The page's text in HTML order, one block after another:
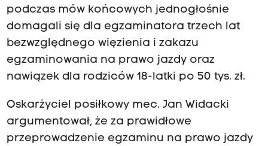
podczas mów końcowych jednogłośnie
domagali się dla egzaminatora trzech lat
bezwzględnego więzienia i zakazu
egzaminowania na prawo jazdy oraz
nawiązek dla rodziców 18-latki po 50 tys. zł.
Oskarżyciel posiłkowy mec. Jan Widacki
argumentował, że za prawidłowe
przeprowadzenie egzaminu na prawo jazdy